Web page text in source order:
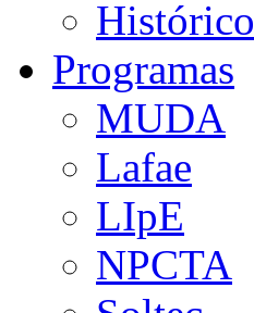
Histórico
Programas
MUDA
Lafae
LIpE
NPCTA